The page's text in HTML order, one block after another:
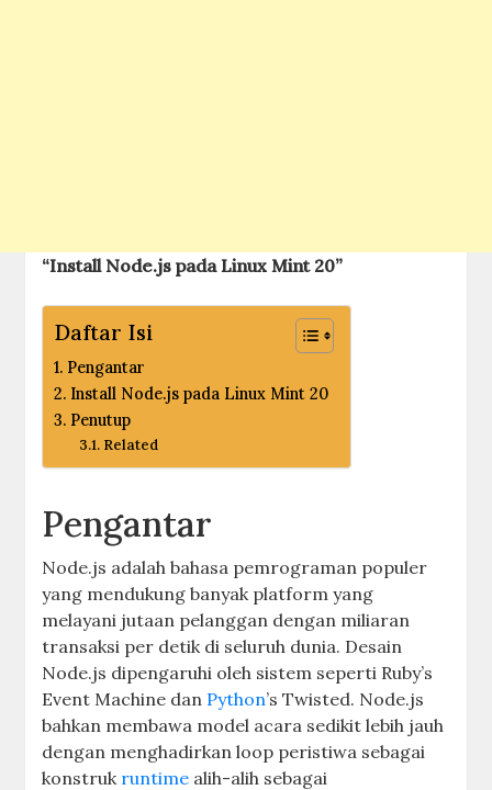
“Install Node.js pada Linux Mint 20”
Daftar Isi
Pengantar
Install Node.js pada Linux Mint 20
Penutup
Related
Pengantar
Node.js adalah bahasa pemrograman populer
yang mendukung banyak platform yang
melayani jutaan pelanggan dengan miliaran
transaksi per detik di seluruh dunia. Desain
Node.js dipengaruhi oleh sistem seperti Ruby’s
Event Machine dan Python’s Twisted. Node.js
bahkan membawa model acara sedikit lebih jauh
dengan menghadirkan loop peristiwa sebagai
konstruk runtime alih-alih sebagai